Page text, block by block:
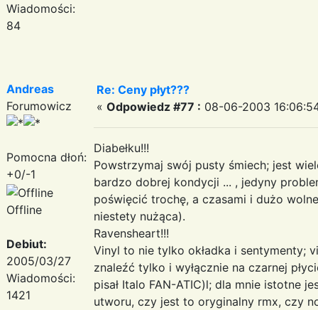
Wiadomości:
84
Andreas
Forumowicz
Pomocna dłoń:
+0/-1
Offline
Debiut:
2005/03/27
Wiadomości:
1421
Re: Ceny płyt???
« Odpowiedz #77 : 08-06-2003
Diabełku!!!
Powstrzymaj swój pusty śmiech; jest
bardzo dobrej kondycji ... , jedyny
poświęcić trochę, a czasami i dużo
niestety nużąca).
Ravensheart!!!
Vinyl to nie tylko okładka i sentymenty;
znaleźć tylko i wyłącznie na czarnej
pisał Italo FAN-ATIC)l; dla mnie istotne
utworu, czy jest to oryginalny rmx, czy